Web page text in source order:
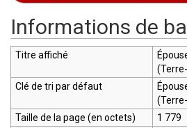
Informations de
Titre affiché
Clé de tri par défaut
Taille de la page (en octets)
1 779